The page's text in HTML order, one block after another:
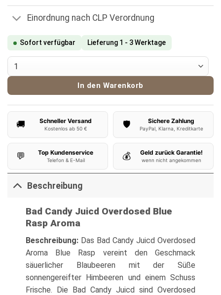
Einordnung nach CLP Verordnung
Sofort verfügbar Lieferung 1 - 3 Werktage
Bad Candy Juicd Overdosed Aroma Blue Rasp Menge
In den Warenkorb
🚚 Schneller Versand
Kostenlos ab 50 € 🛡️ Sichere Zahlung
PayPal, Klarna, Kreditkarte
💬 Top Kundenservice
Telefon & E-Mail 💰 Geld zurück Garantie!
wenn nicht angekommen
Beschreibung
Bad Candy Juicd Overdosed Blue
Rasp Aroma
Beschreibung:Das Bad Candy Juicd Overdosed
Aroma Blue Rasp vereint den Geschmack
säuerlicher Blaubeeren mit der Süße
sonnengereifter Himbeeren und einem Schuss
Frische. Die Bad Candy Juicd sind Overdosed